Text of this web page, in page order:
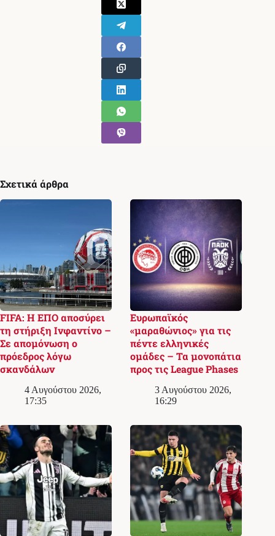
Σχετικά άρθρα
FIFA: Η ΕΠΟ αποσύρει
τη στήριξη Ινφαντίνο –
Σε απομόνωση ο
πρόεδρος λόγω
σκανδάλων
4 Αυγούστου 2026,
17:35
Ευρωπαϊκός
«μαραθώνιος» για τις
πέντε ελληνικές
ομάδες – Τα μονοπάτια
προς τις League Phases
3 Αυγούστου 2026,
16:29